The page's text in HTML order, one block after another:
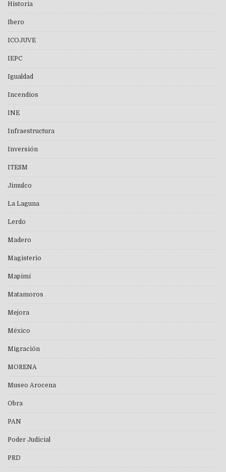
Historia
Ibero
ICOJUVE
IEPC
Igualdad
Incendios
INE
Infraestructura
Inversión
ITESM
Jimulco
La Laguna
Lerdo
Madero
Magisterio
Mapimí
Matamoros
Mejora
México
Migración
MORENA
Museo Arocena
Obra
PAN
Poder Judicial
PRD